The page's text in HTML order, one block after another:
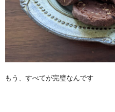
もう、すべてが完璧なんです